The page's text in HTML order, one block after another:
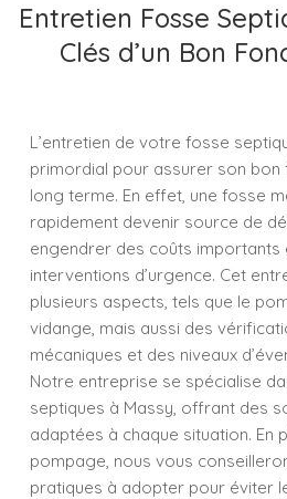
Entretien Fosse
Clés d’un Bon
L’entretien de votre fosse
primordial pour assurer son bon
long terme. En effet, une fosse
rapidement devenir source de
engendrer des coûts importants
interventions d’urgence. Cet
plusieurs aspects, tels que le
vidange, mais aussi des
mécaniques et des niveaux
Notre entreprise se spécialise
septiques à Massy, offrant des
adaptées à chaque situation. En
pompage, nous vous
pratiques à adopter pour éviter